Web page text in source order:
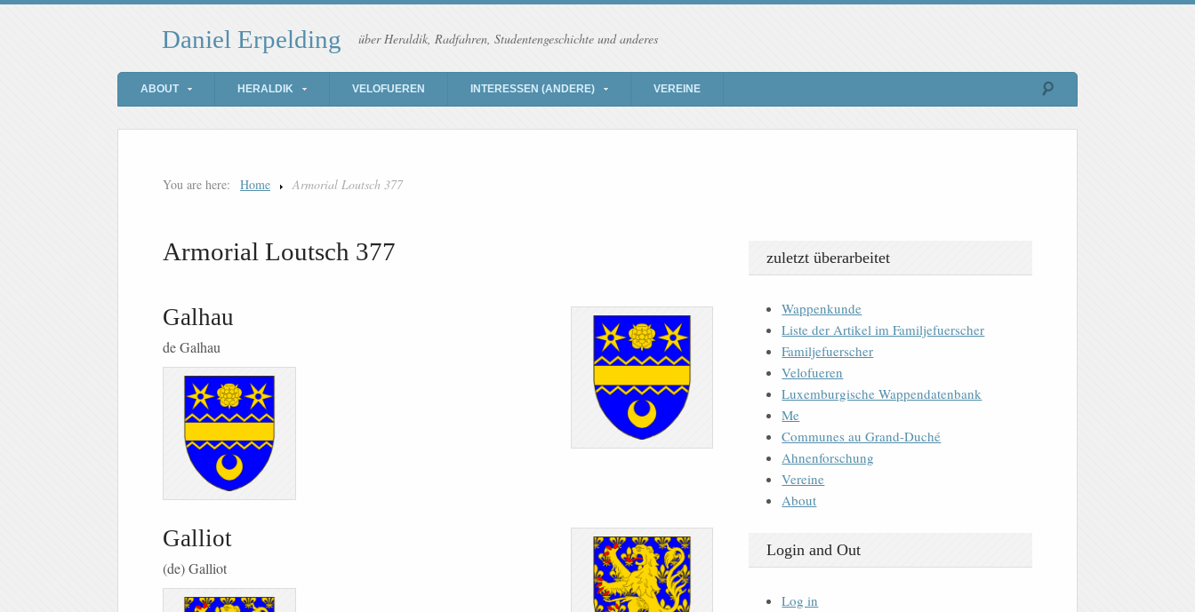
Daniel Erpelding über Heraldik, Radfahren, Studentengeschichte und anderes
ABOUT HERALDIK VELOFUEREN INTERESSEN (ANDERE) VEREINE
You are here: Home Armorial Loutsch 377
Armorial Loutsch 377
Galhau
de Galhau
Galliot
(de) Galliot
zuletzt überarbeitet
Wappenkunde
Liste der Artikel im Familjefuerscher
Familjefuerscher
Velofueren
Luxemburgische Wappendatenbank
Me
Communes au Grand-Duché
Ahnenforschung
Vereine
About
Login and Out
Log in